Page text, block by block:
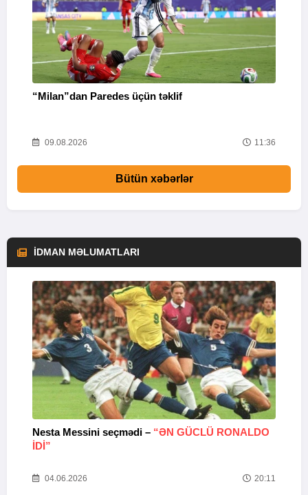
“Milan”dan Paredes üçün təklif
09.08.2026 11:36
Bütün xəbərlər
İDMAN MƏLUMATLARI
Nesta Messini seçmədi – “ƏN GÜCLÜ RONALDO
IDI”
04.06.2026 20:11